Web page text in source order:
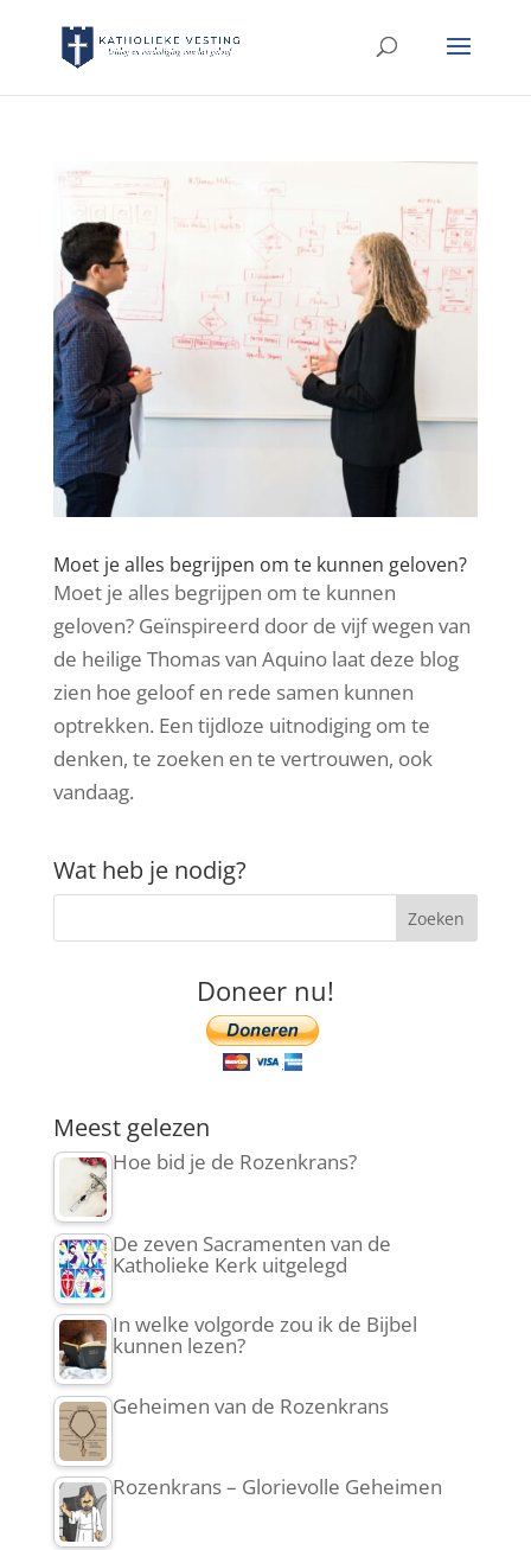
Moet je alles begrijpen om te kunnen geloven?
Moet je alles begrijpen om te kunnen
geloven? Geïnspireerd door de vijf wegen van
de heilige Thomas van Aquino laat deze blog
zien hoe geloof en rede samen kunnen
optrekken. Een tijdloze uitnodiging om te
denken, te zoeken en te vertrouwen, ook
vandaag.
Wat heb je nodig?
Doneer nu!
Meest gelezen
Hoe bid je de Rozenkrans?
De zeven Sacramenten van de
Katholieke Kerk uitgelegd
In welke volgorde zou ik de Bijbel
kunnen lezen?
Geheimen van de Rozenkrans
Rozenkrans – Glorievolle Geheimen